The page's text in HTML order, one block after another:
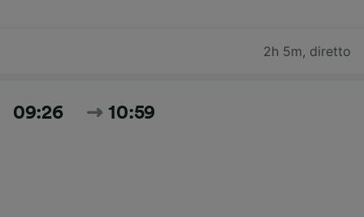
2h 5m, diretto
09:26 10:59